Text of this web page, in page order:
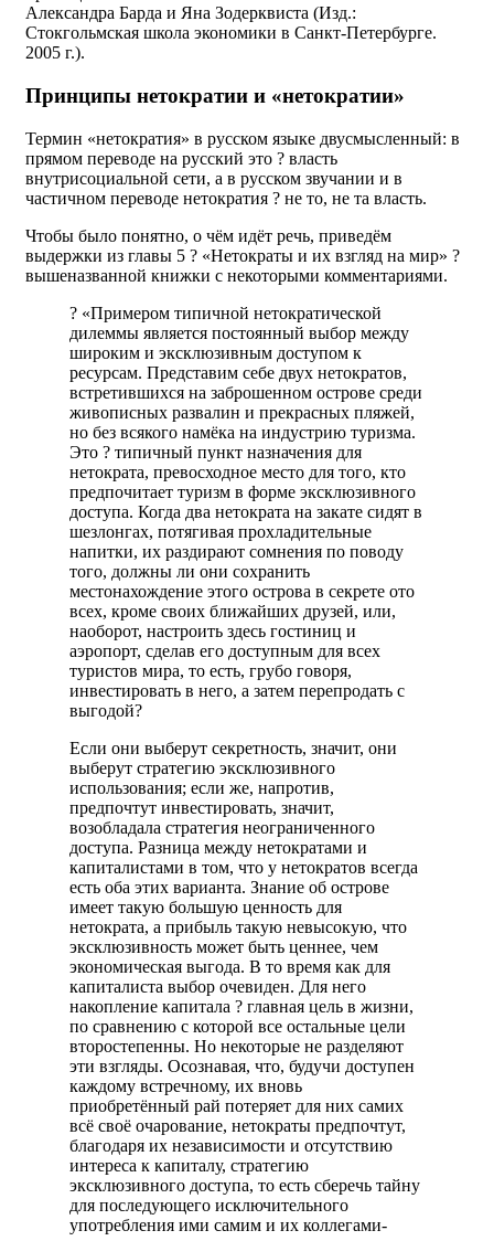
Александра Барда и Яна Зодерквиста (Изд.:
Стокгольмская школа экономики в Санкт-Петербурге.
2005 г.).
Принципы нетократии и «нетократии»
Термин «нетократия» в русском языке двусмысленный: в
прямом переводе на русский это ? власть
внутрисоциальной сети, а в русском звучании и в
частичном переводе нетократия ? не то, не та власть.
Чтобы было понятно, о чём идёт речь, приведём
выдержки из главы 5 ? «Нетократы и их взгляд на мир» ?
вышеназванной книжки с некоторыми комментариями.
? «Примером типичной нетократической
дилеммы является постоянный выбор между
широким и эксклюзивным доступом к
ресурсам. Представим себе двух нетократов,
встретившихся на заброшенном острове среди
живописных развалин и прекрасных пляжей,
но без всякого намёка на индустрию туризма.
Это ? типичный пункт назначения для
нетократа, превосходное место для того, кто
предпочитает туризм в форме эксклюзивного
доступа. Когда два нетократа на закате сидят в
шезлонгах, потягивая прохладительные
напитки, их раздирают сомнения по поводу
того, должны ли они сохранить
местонахождение этого острова в секрете ото
всех, кроме своих ближайших друзей, или,
наоборот, настроить здесь гостиниц и
аэропорт, сделав его доступным для всех
туристов мира, то есть, грубо говоря,
инвестировать в него, а затем перепродать с
выгодой?
Если они выберут секретность, значит, они
выберут стратегию эксклюзивного
использования; если же, напротив,
предпочтут инвестировать, значит,
возобладала стратегия неограниченного
доступа. Разница между нетократами и
капиталистами в том, что у нетократов всегда
есть оба этих варианта. Знание об острове
имеет такую большую ценность для
нетократа, а прибыль такую невысокую, что
эксклюзивность может быть ценнее, чем
экономическая выгода. В то время как для
капиталиста выбор очевиден. Для него
накопление капитала ? главная цель в жизни,
по сравнению с которой все остальные цели
второстепенны. Но некоторые не разделяют
эти взгляды. Осознавая, что, будучи доступен
каждому встречному, их вновь
приобретённый рай потеряет для них самих
всё своё очарование, нетократы предпочтут,
благодаря их независимости и отсутствию
интереса к капиталу, стратегию
эксклюзивного доступа, то есть сберечь тайну
для последующего исключительного
употребления ими самим и их коллегами-